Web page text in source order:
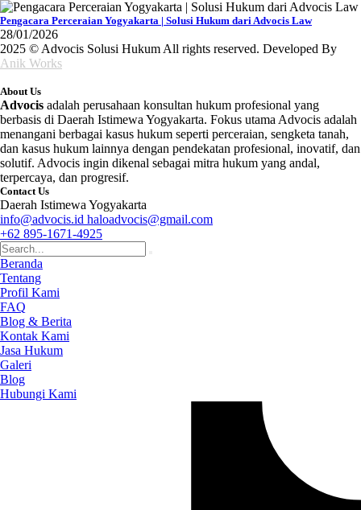
Pengacara Perceraian Yogyakarta | Solusi Hukum dari Advocis Law
28/01/2026
2025 © Advocis Solusi Hukum All rights reserved. Developed By
Anik Works
About Us
Advocis adalah perusahaan konsultan hukum profesional yang
berbasis di Daerah Istimewa Yogyakarta. Fokus utama Advocis adalah
menangani berbagai kasus hukum seperti perceraian, sengketa tanah,
dan kasus hukum lainnya dengan pendekatan profesional, inovatif, dan
solutif. Advocis ingin dikenal sebagai mitra hukum yang andal,
terpercaya, dan progresif.
Contact Us
Daerah Istimewa Yogyakarta
info@advocis.id haloadvocis@gmail.com
+62 895-1671-4925
Beranda
Tentang
Profil Kami
FAQ
Blog & Berita
Kontak Kami
Jasa Hukum
Galeri
Blog
Hubungi Kami